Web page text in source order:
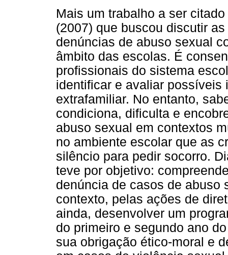
Mais um trabalho a ser
(2007) que buscou discutir
denúncias de abuso sexual
âmbito das escolas. É
profissionais do sistema
identificar e avaliar possíveis
extrafamiliar. No entanto,
condiciona, dificulta e
abuso sexual em contextos
no ambiente escolar que as
silêncio para pedir socorro.
teve por objetivo:
denúncia de casos de abuso
contexto, pelas ações de
ainda, desenvolver um
do primeiro e segundo ano
sua obrigação ético-moral e